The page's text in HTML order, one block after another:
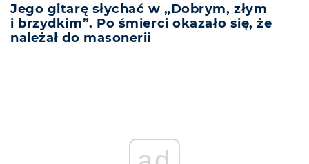
Jego gitarę słychać w „Dobrym, złym
i brzydkim”. Po śmierci okazało się, że
należał do masonerii